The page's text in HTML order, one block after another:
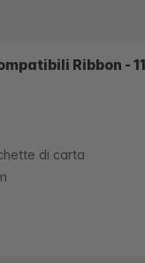
Ribbon -
di carta